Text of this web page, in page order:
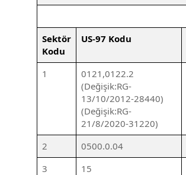
Sektör
Kodu
US-97 Kodu
1
0121,0122.2
(Değişik:RG-
13/10/2012-28440)
(Değişik:RG-
21/8/2020-31220)
2 0500.0.04
3
15